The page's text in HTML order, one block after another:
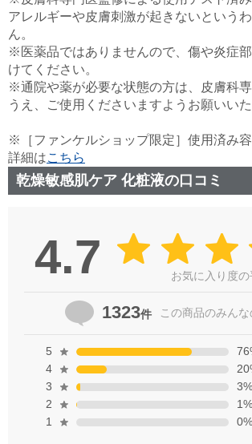
アレルギーや皮膚刺激が起きないという
ん。
※医薬品ではありませんので、傷や炎症
けてください。
※通院や薬が必要な状態の方は、皮膚科
うえ、ご使用くださいますようお願いいた
※［ファンケルショップ限定］使用済み
詳細はこちら
乾燥敏感肌ケア 化粧液の口コミ
4.7 お気に入り度の
1323件 この商品のみんな
5 76
4
20
3
3%
2
1%
1
0%